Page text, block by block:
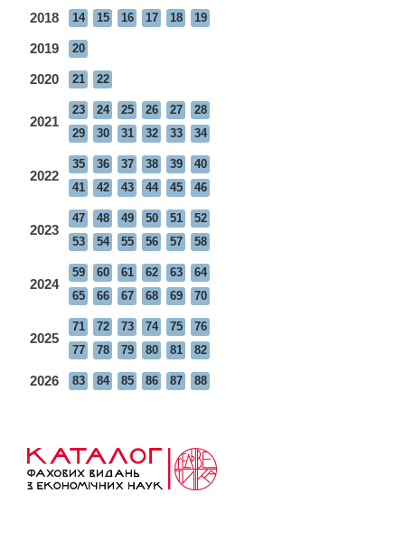
2018 14 15 16 17 18 19
2019 20
2020 21 22
2021
23 24 25 26 27
28
29
30 31 32 33 34
2022
35 36 37 38 39
40
41
42 43 44 45 46
2023
47 48 49 50 51
52
53
54 55 56 57 58
2024
59 60 61 62 63
64
65
66 67 68 69 70
2025
71 72 73 74 75
76
77
78 79 80 81 82
2026 83 84 85 86 87 88